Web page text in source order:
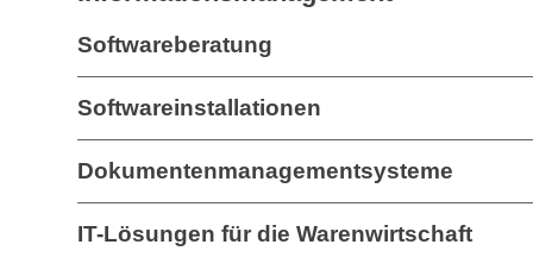
Softwareberatung
Softwareinstallationen
Dokumentenmanagementsysteme
IT-Lösungen für die Warenwirtschaft